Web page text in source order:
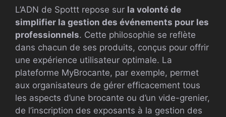
L’ADN de Spottt repose sur la volonté de
simplifier la gestion des événements pour les
professionnels. Cette philosophie se reflète
dans chacun de ses produits, conçus pour offrir
une expérience utilisateur optimale. La
plateforme MyBrocante, par exemple, permet
aux organisateurs de gérer efficacement tous
les aspects d’une brocante ou d’un vide-grenier,
de l’inscription des exposants à la gestion des